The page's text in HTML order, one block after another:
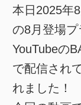
本日2025年
の8月登場プ
YouTubeの
で配信され
れました！